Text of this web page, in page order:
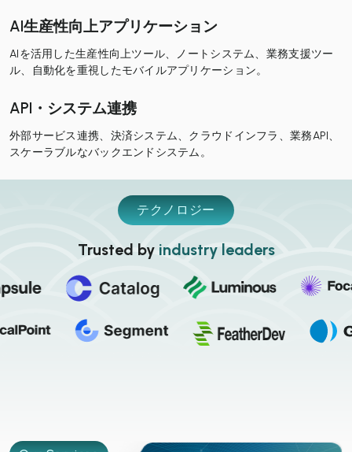
AI生産性向上アプリケーション
AIを活用した生産性向上ツール、ノートシステム、業務支援ツー
ル、自動化を重視したモバイルアプリケーション。
API・システム連携
外部サービス連携、決済システム、クラウドインフラ、業務API、
スケーラブルなバックエンドシステム。
テクノロジー
Trusted by industry leaders